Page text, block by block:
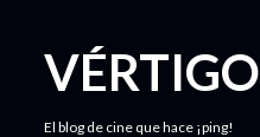
VÉRTIGO
El blog de cine que hace ¡ping!